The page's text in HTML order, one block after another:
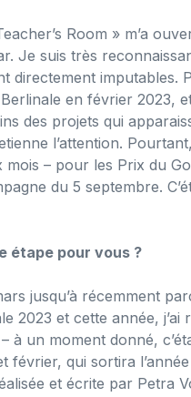
Room » m’a
Je suis très
directement imputables.
en février 2023,
des projets qui
l’attention.
– pour les Prix du
du 5 septembre.
étape pour vous ?
jusqu’à récemment
2023 et cette année,
à un moment donné,
février, qui sortira
et écrite par Petra